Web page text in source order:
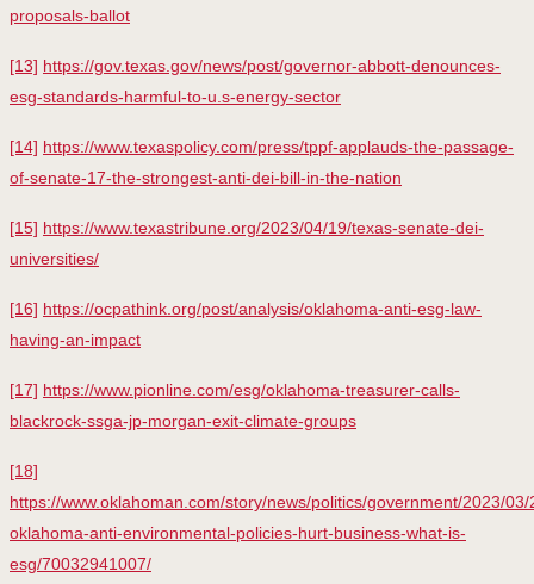
proposals-ballot
[13] https://gov.texas.gov/news/post/governor-abbott-denounces-
esg-standards-harmful-to-u.s-energy-sector
[14] https://www.texaspolicy.com/press/tppf-applauds-the-passage-
of-senate-17-the-strongest-anti-dei-bill-in-the-nation
[15] https://www.texastribune.org/2023/04/19/texas-senate-dei-
universities/
[16] https://ocpathink.org/post/analysis/oklahoma-anti-esg-law-
having-an-impact
[17] https://www.pionline.com/esg/oklahoma-treasurer-calls-
blackrock-ssga-jp-morgan-exit-climate-groups
[18]
https://www.oklahoman.com/story/news/politics/government/2023/
oklahoma-anti-environmental-policies-hurt-business-what-is-
esg/70032941007/